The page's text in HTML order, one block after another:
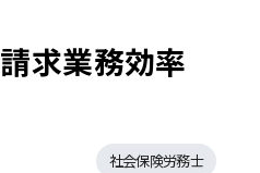
求業務効率
社会保険労務士